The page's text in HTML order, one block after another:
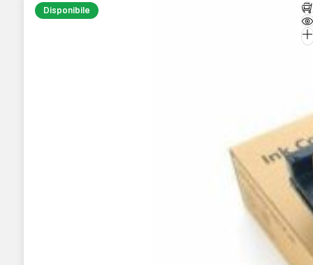
Disponibile